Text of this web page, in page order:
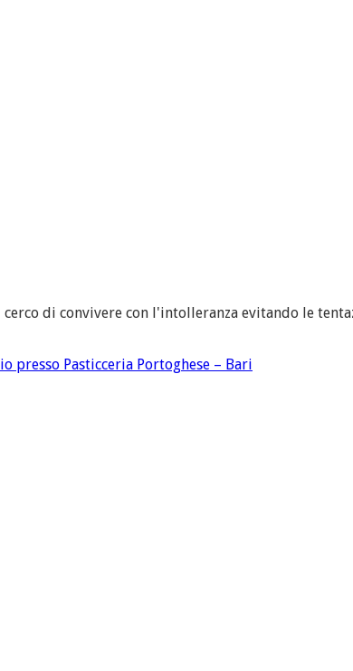
di convivere con l'intolleranza evitando le
presso Pasticceria Portoghese – Bari